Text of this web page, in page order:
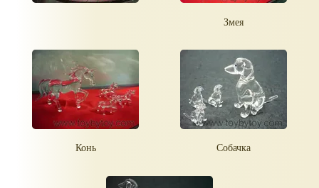
Змея
Конь Собачка